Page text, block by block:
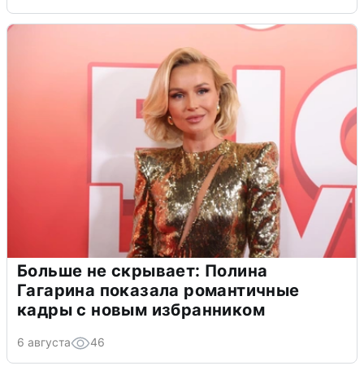
Больше не скрывает: Полина
Гагарина показала романтичные
кадры с новым избранником
6 августа 46